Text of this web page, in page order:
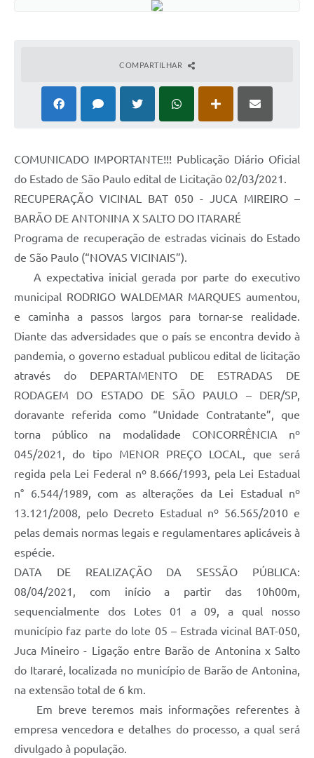
COMPARTILHAR
COMUNICADO IMPORTANTE!!! Publicação Diário Oficial
do Estado de São Paulo edital de Licitação 02/03/2021.
RECUPERAÇÃO VICINAL BAT 050 - JUCA MIREIRO –
BARÃO DE ANTONINA X SALTO DO ITARARÉ
Programa de recuperação de estradas vicinais do Estado
de São Paulo (“NOVAS VICINAIS”).
A expectativa inicial gerada por parte do executivo
municipal RODRIGO WALDEMAR MARQUES aumentou,
e caminha a passos largos para tornar-se realidade.
Diante das adversidades que o país se encontra devido à
pandemia, o governo estadual publicou edital de licitação
através do DEPARTAMENTO DE ESTRADAS DE
RODAGEM DO ESTADO DE SÃO PAULO – DER/SP,
doravante referida como “Unidade Contratante”, que
torna público na modalidade CONCORRÊNCIA nº
045/2021, do tipo MENOR PREÇO LOCAL, que será
regida pela Lei Federal nº 8.666/1993, pela Lei Estadual
n° 6.544/1989, com as alterações da Lei Estadual nº
13.121/2008, pelo Decreto Estadual nº 56.565/2010 e
pelas demais normas legais e regulamentares aplicáveis à
espécie.
DATA DE REALIZAÇÃO DA SESSÃO PÚBLICA:
08/04/2021, com início a partir das 10h00m,
sequencialmente dos Lotes 01 a 09, a qual nosso
município faz parte do lote 05 – Estrada vicinal BAT-050,
Juca Mineiro - Ligação entre Barão de Antonina x Salto
do Itararé, localizada no município de Barão de Antonina,
na extensão total de 6 km.
Em breve teremos mais informações referentes à
empresa vencedora e detalhes do processo, a qual será
divulgado à população.